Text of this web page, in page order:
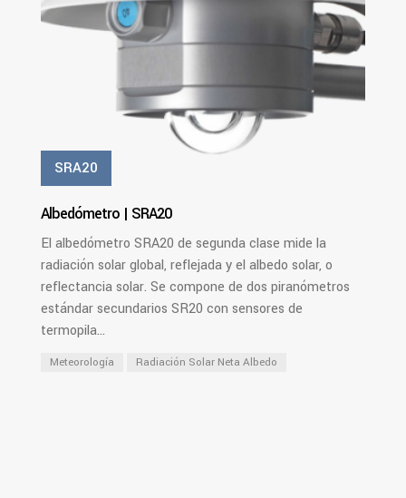
SRA20
Albedómetro | SRA20
El albedómetro SRA20 de segunda clase mide la
radiación solar global, reflejada y el albedo solar, o
reflectancia solar. Se compone de dos piranómetros
estándar secundarios SR20 con sensores de
termopila...
Meteorología Radiación Solar Neta Albedo